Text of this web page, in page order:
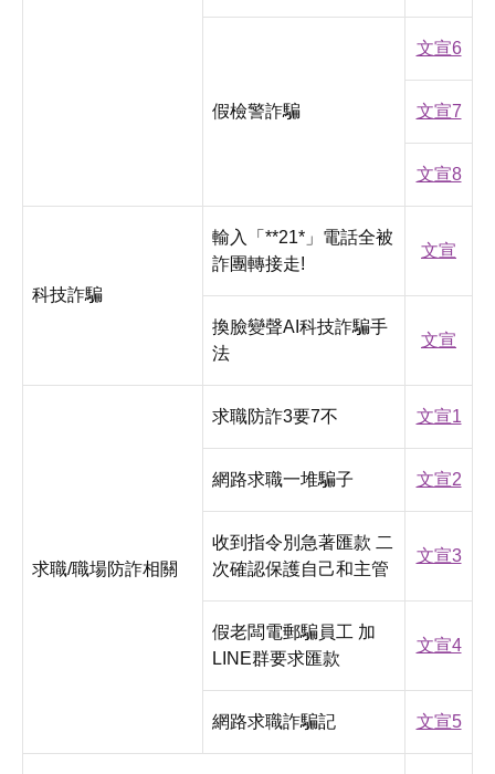
假檢警詐騙
文宣6
文宣7
文宣8
科技詐騙
輸入「**21*」電話全被
詐團轉接走!
文宣
換臉變聲AI科技詐騙手
法
文宣
求職/職場防詐相關
求職防詐3要7不 文宣1
網路求職一堆騙子 文宣2
收到指令別急著匯款 二
次確認保護自己和主管
文宣3
假老闆電郵騙員工 加
LINE群要求匯款
文宣4
網路求職詐騙記 文宣5